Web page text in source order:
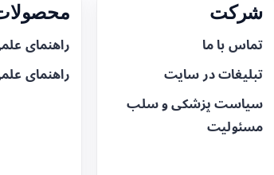
شرکت
تماس با ما
تبلیغات در سایت
سیاست پزشکی و سلب
مسئولیت
راهنمای
راهنمای